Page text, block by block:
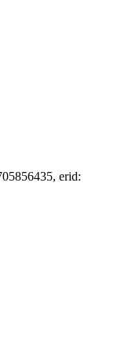
erid: